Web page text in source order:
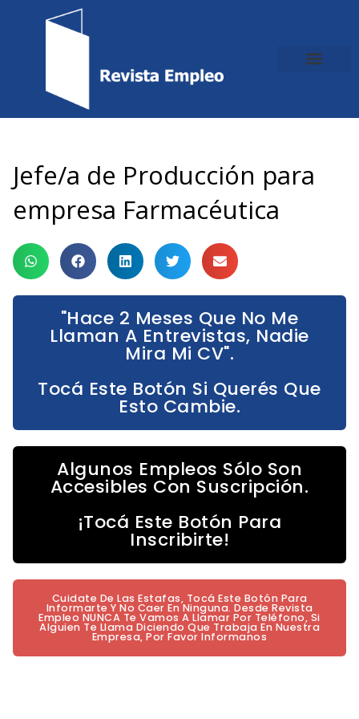
Jefe/a de Producción para
empresa Farmacéutica
"Hace 2 Meses Que No Me
Llaman A Entrevistas, Nadie
Mira Mi CV".
Tocá Este Botón Si Querés Que
Esto Cambie.
Algunos Empleos Sólo Son
Accesibles Con Suscripción.
¡Tocá Este Botón Para
Inscribirte!
Cuidate De Las Estafas, Tocá Este Botón Para
Informarte Y No Caer En Ninguna. Desde Revista
Empleo NUNCA Te Vamos A Llamar Por Teléfono, Si
Alguien Te Llama Diciendo Que Trabaja En Nuestra
Empresa, Por Favor Informanos